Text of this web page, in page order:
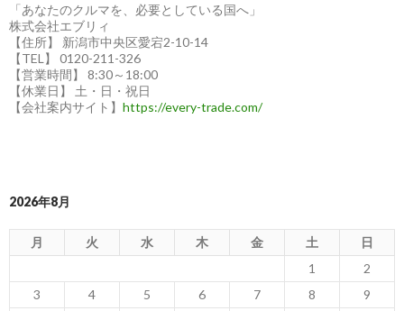
「あなたのクルマを、必要としている国へ」
株式会社エブリィ
【住所】 新潟市中央区愛宕2-10-14
【TEL】 0120-211-326
【営業時間】 8:30～18:00
【休業日】 土・日・祝日
【会社案内サイト】 https://every-trade.com/
2026年8月
月 火 水 木 金 土
日
1
2
3
4 5 6 7 8
9